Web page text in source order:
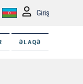
Giriş
ƏLAQƏ